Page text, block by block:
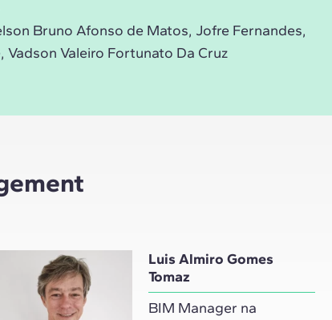
Bruno Afonso de Matos, Jofre Fernandes,
Valeiro Fortunato Da Cruz
Luis Almiro Gomes
Tomaz
BIM Manager na